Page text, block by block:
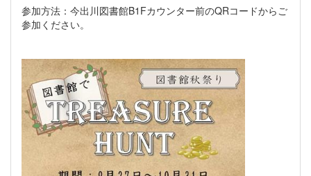
参加方法：今出川図書館B1Fカウンター前のQRコードからご
参加ください。